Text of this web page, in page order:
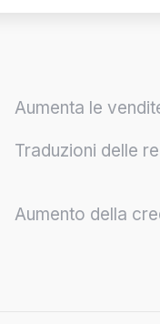
Aumenta le
Traduzioni delle
Aumento della